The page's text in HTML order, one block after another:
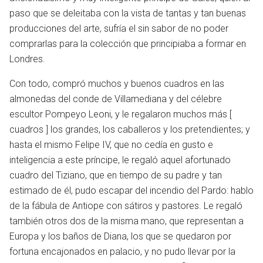
paso que se deleitaba con la vista de tantas y tan buenas
producciones del arte, sufría el sin sabor de no poder
comprarlas para la colección que principiaba a formar en
Londres.
Con todo, compró muchos y buenos cuadros en las
almonedas del conde de Villamediana y del célebre
escultor Pompeyo Leoni, y le regalaron muchos más [
cuadros ] los grandes, los caballeros y los pretendientes; y
hasta el mismo Felipe IV, que no cedía en gusto e
inteligencia a este príncipe, le regaló aquel afortunado
cuadro del Tiziano, que en tiempo de su padre y tan
estimado de él, pudo escapar del incendio del Pardo: hablo
de la fábula de Antiope con sátiros y pastores. Le regaló
también otros dos de la misma mano, que representan a
Europa y los baños de Diana, los que se quedaron por
fortuna encajonados en palacio, y no pudo llevar por la